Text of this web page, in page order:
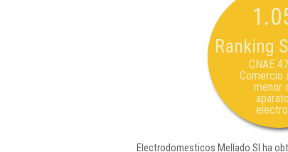
Ranking
CNAE
Comercio
menor
Electrodomesticos Mellado Sl ha